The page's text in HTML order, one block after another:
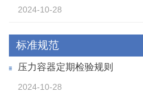
2024-10-28
标准规范
压力容器定期检验规则
2024-10-28